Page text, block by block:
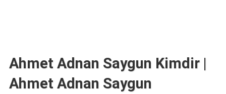
Ahmet Adnan Saygun Kimdir |
Ahmet Adnan Saygun